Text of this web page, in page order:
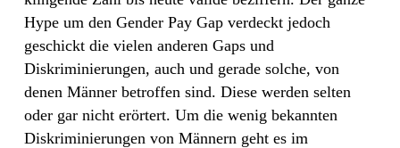
Hype um den Gender Pay Gap verdeckt jedoch
geschickt die vielen anderen Gaps und
Diskriminierungen, auch und gerade solche, von
denen Männer betroffen sind. Diese werden selten
oder gar nicht erörtert. Um die wenig bekannten
Diskriminierungen von Männern geht es im